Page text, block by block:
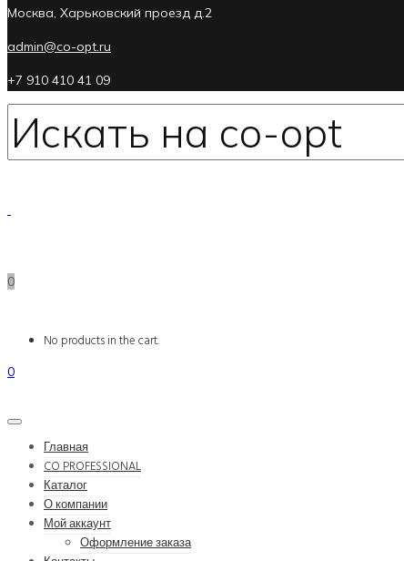
Москва, Харьковский проезд д.2
admin@co-opt.ru
+7 910 410 41 09
0
No products in the cart.
0
Главная
CO PROFESSIONAL
Каталог
О компании
Мой аккаунт
Оформление заказа